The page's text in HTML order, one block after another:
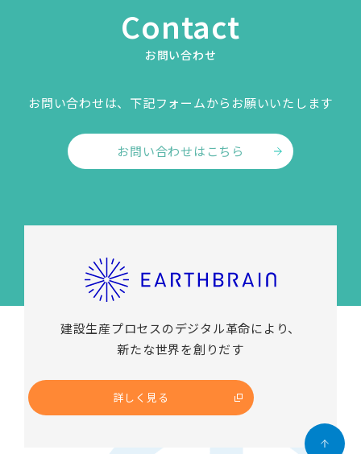
Contact
お問い合わせ
お問い合わせは、下記フォームからお願いいたします
お問い合わせはこちら
建設生産プロセスのデジタル革命により、
新たな世界を創りだす
詳しく見る